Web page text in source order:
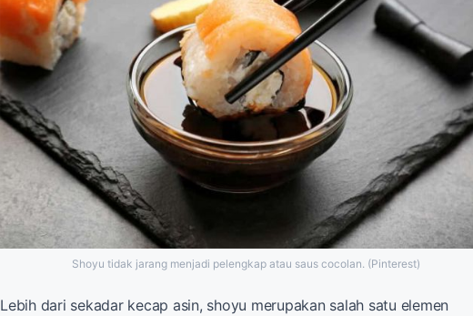
Shoyu tidak jarang menjadi pelengkap atau saus cocolan. (Pinterest)
Lebih dari sekadar kecap asin, shoyu merupakan salah satu elemen